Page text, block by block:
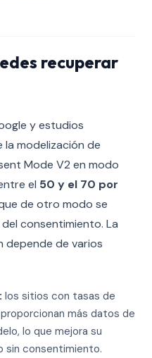
recuperar
y estudios
modelización de
Mode V2 en modo
el 50 y el 70 por
de otro modo se
consentimiento. La
depende de varios
los sitios con tasas de
más datos de
lo que mejora su
sin consentimiento.